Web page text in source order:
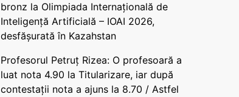
bronz la Olimpiada Internațională de
Inteligență Artificială – IOAI 2026,
desfășurată în Kazahstan
Profesorul Petruț Rizea: O profesoară a
luat nota 4.90 la Titularizare, iar după
contestații nota a ajuns la 8.70 / Astfel